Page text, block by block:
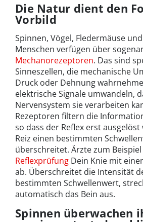
Die Natur dient den
Vorbild
Spinnen, Vögel, Fledermäuse
Menschen verfügen über
Mechanorezeptoren. Das sind
Sinneszellen, die mechanische
Druck oder Dehnung
elektrische Signale umwandeln,
Nervensystem sie verarbeiten
Rezeptoren filtern die
so dass der Reflex erst
Reiz einen bestimmten
überschreitet. Ärzte zum
Reflexprüfung Dein Knie mit
ab. Überschreitet die Intensität
bestimmten Schwellenwert,
automatisch das Bein aus.
Spinnen überwachen